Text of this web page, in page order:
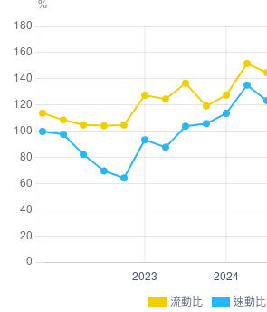
流動比 速動比